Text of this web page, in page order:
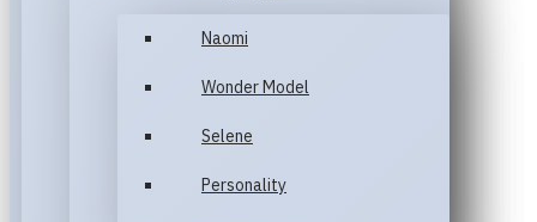
Naomi
Wonder Model
Selene
Personality